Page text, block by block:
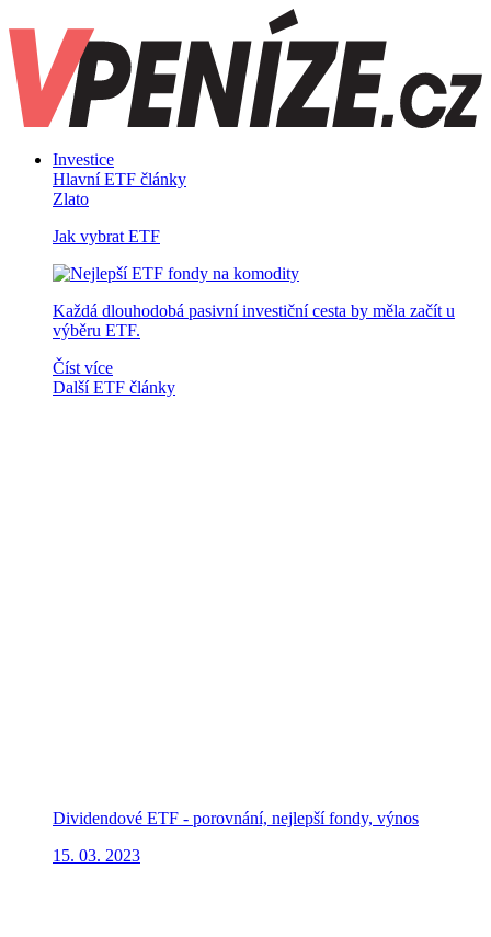
Investice
Hlavní ETF články
Zlato
Jak vybrat ETF
Každá dlouhodobá pasivní investiční cesta by měla začít u
výběru ETF.
Číst více
Další ETF články
Dividendové ETF - porovnání, nejlepší fondy, výnos
15. 03. 2023